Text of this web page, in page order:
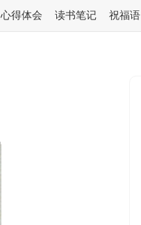
心得体会 读书笔记 祝福语